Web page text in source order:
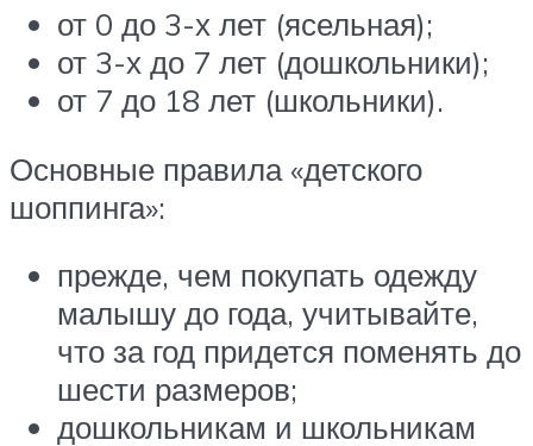
от 0 до 3-х лет (ясельная);
от 3-х до 7 лет (дошкольники);
от 7 до 18 лет (школьники).
Основные правила «детского
шоппинга»:
прежде, чем покупать одежду
малышу до года, учитывайте,
что за год придется поменять до
шести размеров;
дошкольникам и школьникам